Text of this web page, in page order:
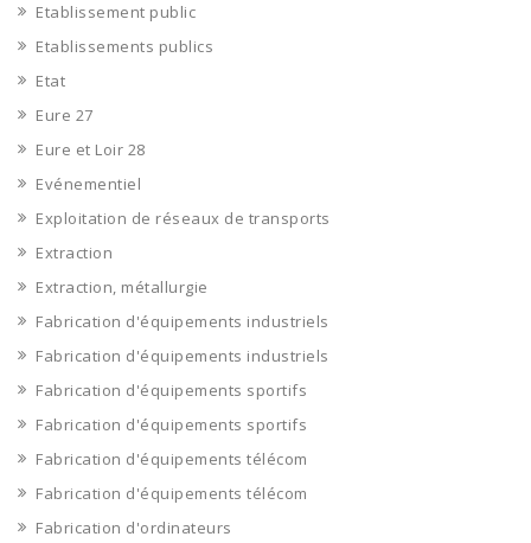
Etablissement public
Etablissements publics
Etat
Eure 27
Eure et Loir 28
Evénementiel
Exploitation de réseaux de transports
Extraction
Extraction, métallurgie
Fabrication d'équipements industriels
Fabrication d'équipements industriels
Fabrication d'équipements sportifs
Fabrication d'équipements sportifs
Fabrication d'équipements télécom
Fabrication d'équipements télécom
Fabrication d'ordinateurs